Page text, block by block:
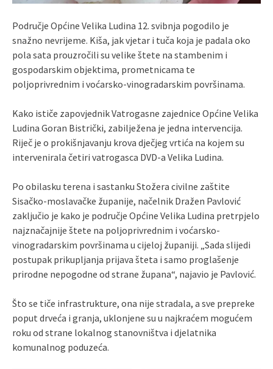
Područje Općine Velika Ludina 12. svibnja pogodilo je
snažno nevrijeme. Kiša, jak vjetar i tuča koja je padala oko
pola sata prouzročili su velike štete na stambenim i
gospodarskim objektima, prometnicama te
poljoprivrednim i voćarsko-vinogradarskim površinama.
Kako ističe zapovjednik Vatrogasne zajednice Općine Velika
Ludina Goran Bistrički, zabilježena je jedna intervencija.
Riječ je o prokišnjavanju krova dječjeg vrtića na kojem su
intervenirala četiri vatrogasca DVD-a Velika Ludina.
Po obilasku terena i sastanku Stožera civilne zaštite
Sisačko-moslavačke županije, načelnik Dražen Pavlović
zaključio je kako je područje Općine Velika Ludina pretrpjelo
najznačajnije štete na poljoprivrednim i voćarsko-
vinogradarskim površinama u cijeloj županiji. „Sada slijedi
postupak prikupljanja prijava šteta i samo proglašenje
prirodne nepogodne od strane župana“, najavio je Pavlović.
Što se tiče infrastrukture, ona nije stradala, a sve prepreke
poput drveća i granja, uklonjene su u najkraćem mogućem
roku od strane lokalnog stanovništva i djelatnika
komunalnog poduzeća.